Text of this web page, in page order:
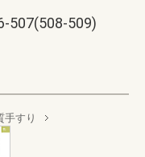
507(508-509)
手すり